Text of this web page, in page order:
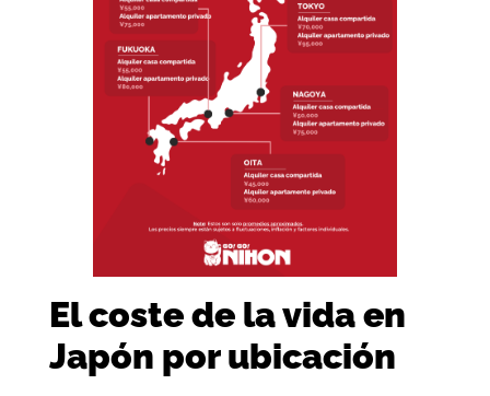
El coste de la vida en
Japón por ubicación